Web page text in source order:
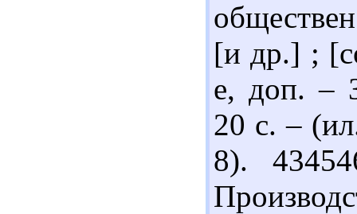
[и др.] ;
е, доп. –
20 с. –
8).